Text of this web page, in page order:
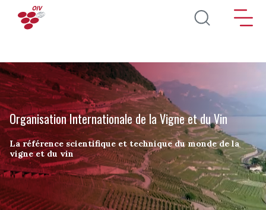
Aller au contenu principal
Organisation Internationale de la Vigne et du Vin
La référence scientifique et technique du monde de la
vigne et du vin